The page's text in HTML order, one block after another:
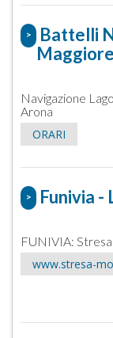
>
Battelli
Navigazione
Arona
ORARI
> Funivia -
FUNIVIA:
www.stresa-